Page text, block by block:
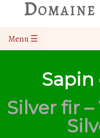
Menu ☰
Silver fir